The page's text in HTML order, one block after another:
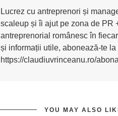
Lucrez cu antreprenori și
scaleup și îi ajut pe zona de PR
antreprenorial românesc în
și informații utile, abonează-te
https://claudiuvrinceanu.ro/
YOU MAY ALSO